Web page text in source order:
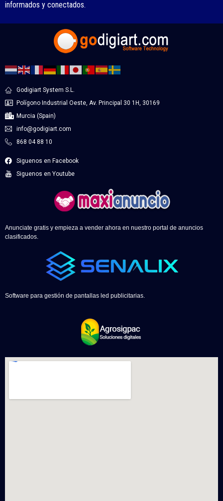
informados y conectados.
Godigiart System S.L.
Polígono Industrial Oeste, Av. Principal 30 1H, 30169
Murcia (Spain)
info@godigiart.com
868 04 88 10
Siguenos en Facebook
Siguenos en Youtube
Anunciate gratis y empieza a vender ahora en nuestro portal de anuncios
clasificados.
Software para gestión de pantallas led publicitarias.